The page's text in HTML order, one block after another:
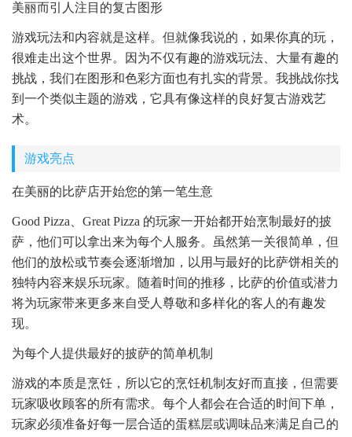
美丽而引人注目的复古图形
游戏玩法和内容就是这样。但就像我说的，如果你真的玩，
很难走出这个世界。因为不仅有趣的游戏玩法、大量有趣的
挑战，我们在图形和色彩方面也有扎实的背景。我挑战你找
到一个类似主题的游戏，它具有像这样的良好复古游戏艺
术。
游戏亮点
在美丽的比萨店开始您的第一笔生意
Good Pizza、Great Pizza 的玩家一开始都开始烹制最好的披
萨，他们可以拿出来为每个人服务。虽然第一关很简单，但
他们的放松或节奏会逐渐增加，以用与最好的比萨饼相关的
独特内容来娱乐玩家。随着时间的推移，比萨的价值或潜力
将为玩家带来更多来自受人尊敬和多样化的客人的有趣发
现。
为每个人提供最好的披萨的简单机制
游戏的本质是烹饪，所以它的烹饪机制友好而直接，但需要
玩家吸收顾客的所有需求。每个人都会在合适的时间下单，
玩家必须准备好每一层合适的蛋糕层或调味品来满足自己的